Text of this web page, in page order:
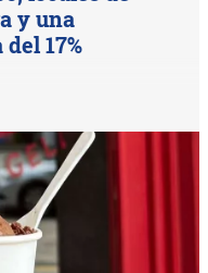
y una
17%